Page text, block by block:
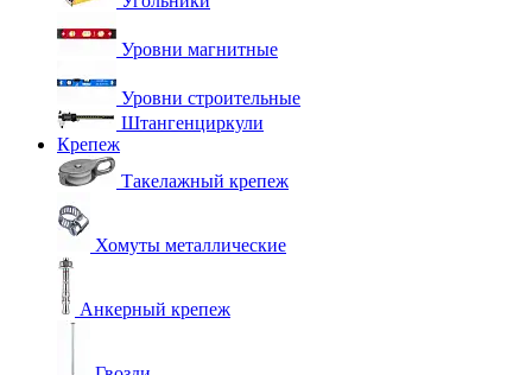
Уровни магнитные
Уровни строительные
Штангенциркули
Крепеж
Такелажный крепеж
Хомуты металлические
Анкерный крепеж